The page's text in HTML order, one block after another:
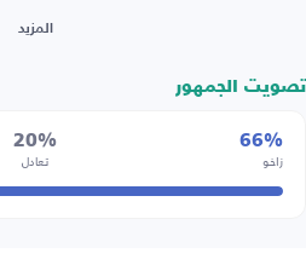
المزيد
تصويت الجمهور
66%
زاخو
20%
تعادل